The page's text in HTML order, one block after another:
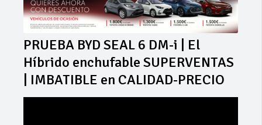
PRUEBA BYD SEAL 6 DM-i | El
Híbrido enchufable SUPERVENTAS
| IMBATIBLE en CALIDAD-PRECIO